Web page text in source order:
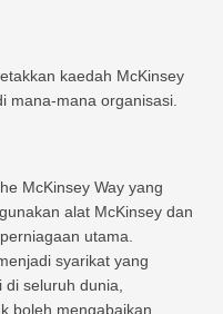
kaedah McKinsey
mana-mana organisasi.
McKinsey Way yang
alat McKinsey dan
utama.
syarikat yang
di seluruh dunia,
boleh mengabaikan